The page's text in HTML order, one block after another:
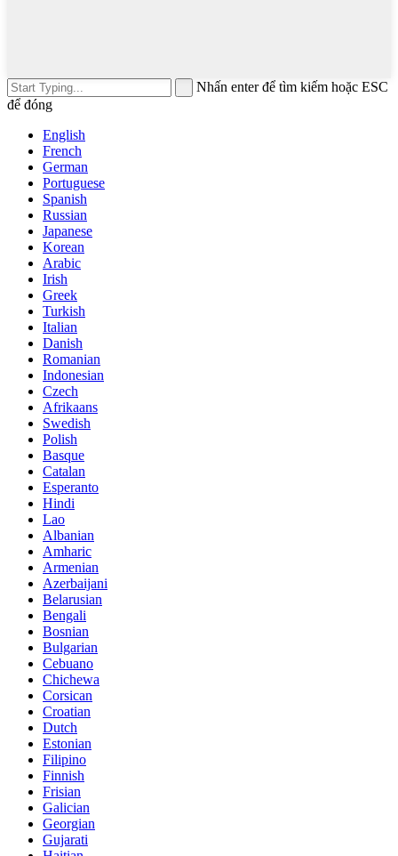
Nhấn enter để tìm kiếm hoặc ESC
để đóng
English
French
German
Portuguese
Spanish
Russian
Japanese
Korean
Arabic
Irish
Greek
Turkish
Italian
Danish
Romanian
Indonesian
Czech
Afrikaans
Swedish
Polish
Basque
Catalan
Esperanto
Hindi
Lao
Albanian
Amharic
Armenian
Azerbaijani
Belarusian
Bengali
Bosnian
Bulgarian
Cebuano
Chichewa
Corsican
Croatian
Dutch
Estonian
Filipino
Finnish
Frisian
Galician
Georgian
Gujarati